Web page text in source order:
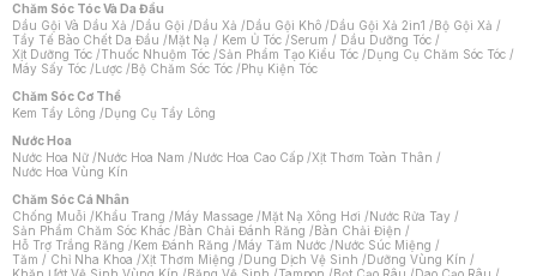
Chăm Sóc Tóc Và Da Đầu
Dầu Gội Và Dầu Xả / Dầu Gội / Dầu Xả / Dầu Gội Khô / Dầu Gội Xả 2in1 / Bộ Gội Xả /
Tẩy Tế Bào Chết Da Đầu / Mặt Nạ / Kem Ủ Tóc /Serum / Dầu Dưỡng Tóc /
Xịt Dưỡng Tóc /Thuốc Nhuộm Tóc /Sản Phẩm Tạo Kiểu Tóc / Dụng Cụ Chăm Sóc Tóc /
Máy Sấy Tóc / Lược / Bộ Chăm Sóc Tóc / Phụ Kiện Tóc
Chăm Sóc Cơ Thể
Kem Tẩy Lông / Dụng Cụ Tẩy Lông
Nước Hoa
Nước Hoa Nữ / Nước Hoa Nam / Nước Hoa Cao Cấp /Xịt Thơm Toàn Thân /
Nước Hoa Vùng Kín
Chăm Sóc Cá Nhân
Chống Muỗi / Khẩu Trang / Máy Massage / Mặt Nạ Xông Hơi / Nước Rửa Tay /
Sản Phẩm Chăm Sóc Khác / Bàn Chải Đánh Răng / Bàn Chải Điện /
Hỗ Trợ Trắng Răng / Kem Đánh Răng / Máy Tăm Nước / Nước Súc Miệng /
Tăm / Chỉ Nha Khoa /Xịt Thơm Miệng / Dung Dịch Vệ Sinh / Dưỡng Vùng Kín /